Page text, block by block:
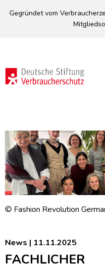
Gegründet vom
© Fashion Revolution
News | 11.11.2025
FACHLICHER